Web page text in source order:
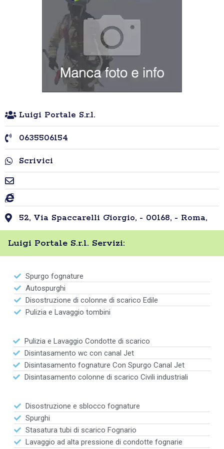
Luigi Portale S.r.l.
0635506154
Scrivici
52, Via Spaccarelli Giorgio, - 00168, - Roma,
Luigi Portale S.r.l. Servizi:
Spurgo fognature
Autospurghi
Disostruzione di colonne di scarico Edile
Pulizia e Lavaggio tombini
Pulizia e Lavaggio Condotte di scarico
Disintasamento wc con canal Jet
Disintasamento fognature Con Spurgo Canal Jet
Disintasamento colonne di scarico Civili industriali
Disostruzione e sblocco fognature
Spurghi
Stasatura tubi di scarico Fognario
Lavaggio ad alta pressione di condotte fognarie